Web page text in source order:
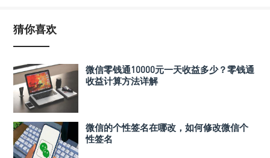
猜你喜欢
微信零钱通10000元一天收益多少？零钱通
收益计算方法详解
微信的个性签名在哪改，如何修改微信个
性签名